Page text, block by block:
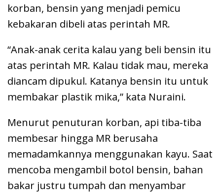
korban, bensin yang menjadi pemicu
kebakaran dibeli atas perintah MR.
“Anak-anak cerita kalau yang beli bensin itu
atas perintah MR. Kalau tidak mau, mereka
diancam dipukul. Katanya bensin itu untuk
membakar plastik mika,” kata Nuraini.
Menurut penuturan korban, api tiba-tiba
membesar hingga MR berusaha
memadamkannya menggunakan kayu. Saat
mencoba mengambil botol bensin, bahan
bakar justru tumpah dan menyambar